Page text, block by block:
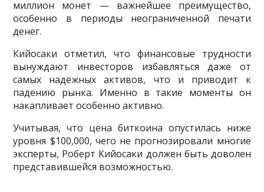
миллион монет — важнейшее преимущество,
особенно в периоды неограниченной печати
денег.
Кийосаки отметил, что финансовые трудности
вынуждают инвесторов избавляться даже от
самых надёжных активов, что и приводит к
падению рынка. Именно в такие моменты он
накапливает особенно активно.
Учитывая, что цена биткоина опустилась ниже
уровня $100,000, чего не прогнозировали многие
эксперты, Роберт Кийосаки должен быть доволен
представившейся возможностью.